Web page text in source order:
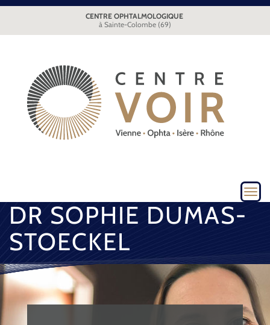
CENTRE OPHTALMOLOGIQUE
à Sainte-Colombe (69)
DR SOPHIE DUMAS-
STOECKEL